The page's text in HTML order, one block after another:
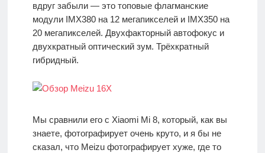
вдруг забыли — это топовые флагманские
модули IMX380 на 12 мегапикселей и IMX350 на
20 мегапикселей. Двухфакторный автофокус и
двухкратный оптический зум. Трёхкратный
гибридный.
Мы сравнили его с Xiaomi Mi 8, который, как вы
знаете, фотографирует очень круто, и я бы не
сказал, что Meizu фотографирует хуже, где то